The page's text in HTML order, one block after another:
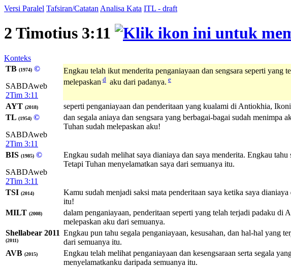
Versi Paralel Tafsiran/Catatan Analisa Kata ITL - draft
2 Timotius 3:11
Konteks
TB (1974) ©
SABDAweb
2Tim 3:11
Engkau telah ikut menderita penganiayaan dan sengsara seperti yang
melepaskan d aku dari padanya. e
AYT (2018)
seperti penganiayaan dan penderitaan yang kualami di Antiokhia,
TL (1954) ©
SABDAweb
2Tim 3:11
dan segala aniaya dan sengsara yang berbagai-bagai sudah
Tuhan sudah melepaskan aku!
BIS (1985) ©
SABDAweb
2Tim 3:11
Engkau sudah melihat saya dianiaya dan saya menderita. Engkau
Tetapi Tuhan menyelamatkan saya dari semuanya itu.
TSI (2014)
Kamu sudah menjadi saksi mata penderitaan saya ketika saya
itu!
MILT (2008)
dalam penganiayaan, penderitaan seperti yang telah terjadi padaku
melepaskan aku dari semuanya.
Shellabear 2011
(2011)
Engkau pun tahu segala penganiayaan, kesusahan, dan hal-hal yang
dari semuanya itu.
AVB (2015)
Engkau telah melihat penganiayaan dan kesengsaraan serta segala
menyelamatkanku daripada semuanya itu.